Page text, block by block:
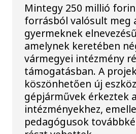
Mintegy 250 millió
forrásból valósult meg
gyermeknek
amelynek keretében
vármegyei intézmény
támogatásban. A
köszönhetően új
gépjárművek érkeztek
intézményekhez,
pedagógusok